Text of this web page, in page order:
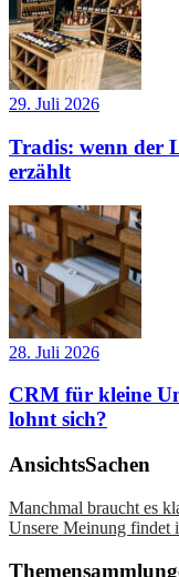
29. Juli 2026
Tradis: wenn der
erzählt
28. Juli 2026
CRM für kleine
lohnt sich?
AnsichtsSachen
Manchmal braucht es
Unsere Meinung findet